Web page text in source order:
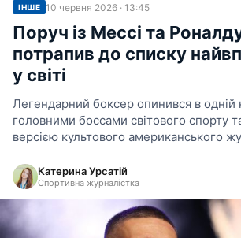
ІНШЕ 10 червня 2026 · 13:45
Поруч із Мессі та
потрапив до списку
у світі
Легендарний боксер опинився в одній
головними боссами світового спорту
версією культового американського
Катерина Урсатій
Спортивна журналістка